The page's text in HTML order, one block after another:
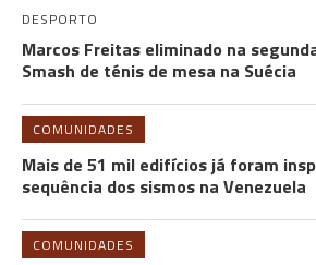
DESPORTO
Marcos Freitas eliminado na
Smash de ténis de mesa na Suécia
COMUNIDADES
Mais de 51 mil edifícios já foram
sequência dos sismos na Venezuela
COMUNIDADES